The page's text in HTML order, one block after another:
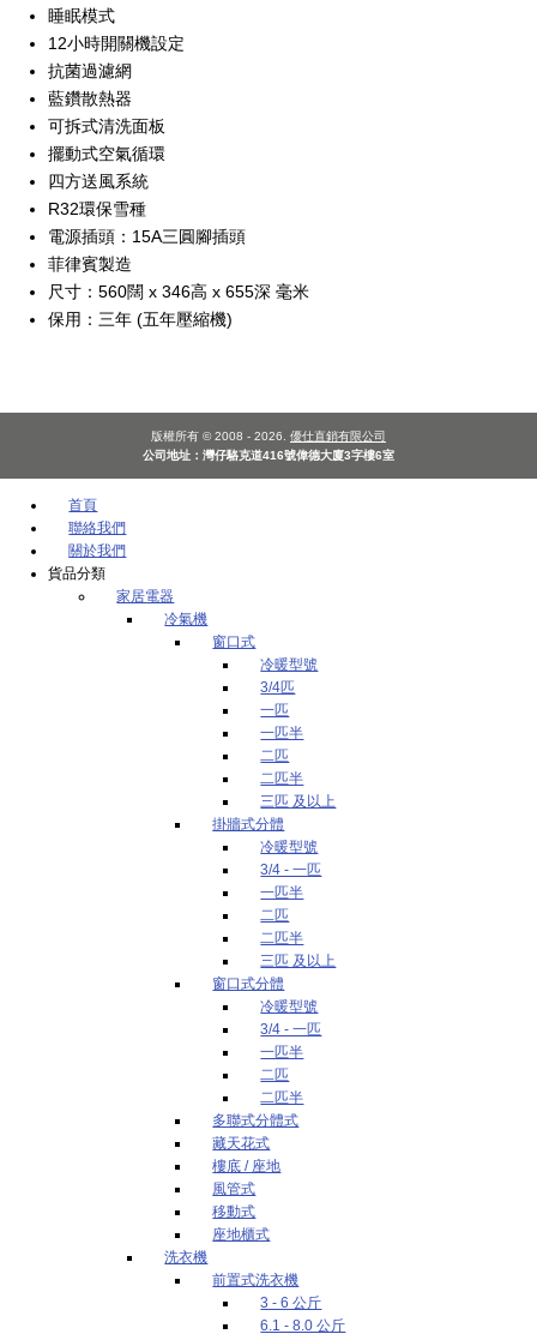
睡眠模式
12小時開關機設定
抗菌過濾網
藍鑽散熱器
可拆式清洗面板
擺動式空氣循環
四方送風系統
R32環保雪種
電源插頭：15A三圓腳插頭
菲律賓製造
尺寸：560闊 x 346高 x 655深 毫米
保用：三年 (五年壓縮機)
版權所有 © 2008 - 2026. 優仕直銷有限公司
公司地址：灣仔駱克道416號偉德大廈3字樓6室
首頁
聯絡我們
關於我們
貨品分類
家居電器
冷氣機
窗口式
冷暖型號
3/4匹
一匹
一匹半
二匹
二匹半
三匹 及以上
掛牆式分體
冷暖型號
3/4 - 一匹
一匹半
二匹
二匹半
三匹 及以上
窗口式分體
冷暖型號
3/4 - 一匹
一匹半
二匹
二匹半
多聯式分體式
藏天花式
樓底 / 座地
風管式
移動式
座地櫃式
洗衣機
前置式洗衣機
3 - 6 公斤
6.1 - 8.0 公斤